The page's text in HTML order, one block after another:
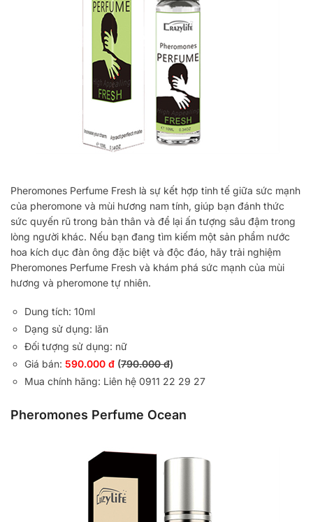
Pheromones Perfume Fresh là sự kết hợp tinh tế giữa sức mạnh
của pheromone và mùi hương nam tính, giúp bạn đánh thức
sức quyến rũ trong bản thân và để lại ấn tượng sâu đậm trong
lòng người khác. Nếu bạn đang tìm kiếm một sản phẩm nước
hoa kích dục đàn ông đặc biệt và độc đáo, hãy trải nghiệm
Pheromones Perfume Fresh và khám phá sức mạnh của mùi
hương và pheromone tự nhiên.
Dung tích: 10ml
Dạng sử dụng: lăn
Đối tượng sử dụng: nữ
Giá bán: 590.000 đ (790.000 đ)
Mua chính hãng: Liên hệ 0911 22 29 27
Pheromones Perfume Ocean